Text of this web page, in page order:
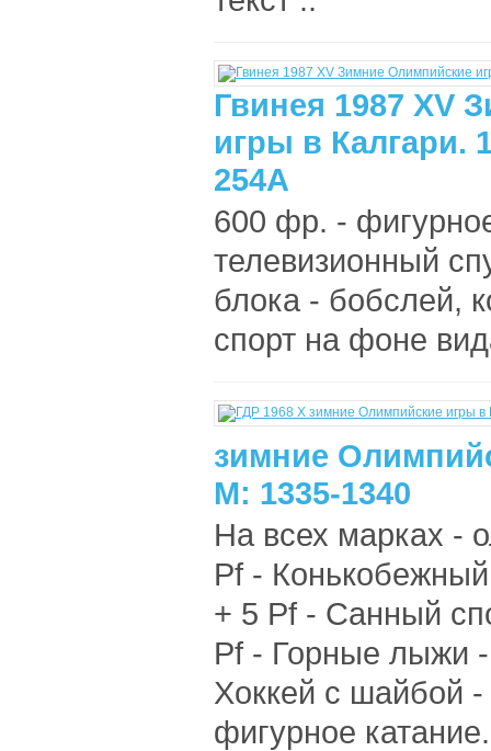
Гвинея 1987 XV
игры в Калгари.
254A
600 фр. -
телевизионный
блока - бобслей,
спорт на фоне
зимние
М: 1335-1340
На всех марках -
Pf -
+ 5 Pf - Санный
Pf - Горные лыжи
Хоккей с шайбой
фигурное